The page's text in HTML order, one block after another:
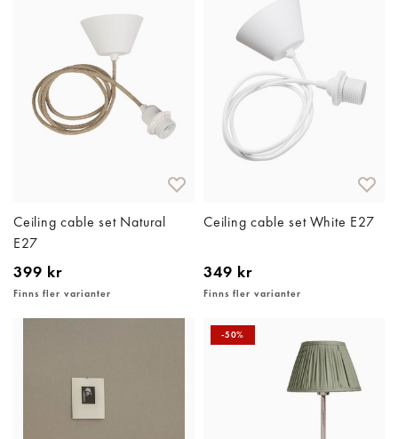
Ceiling cable set Natural
E27
399 kr
Finns fler varianter
Ceiling cable set White E27
349 kr
Finns fler varianter
-50%